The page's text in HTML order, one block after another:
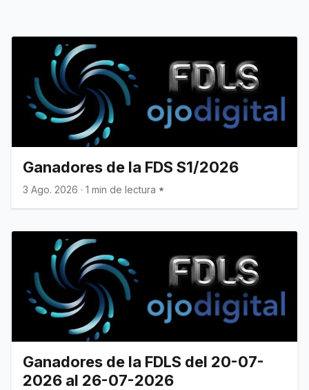
Ganadores de la FDS S1/2026
3 Ago. 2026 · 1 min de lectura
Ganadores de la FDLS del 20-07-
2026 al 26-07-2026